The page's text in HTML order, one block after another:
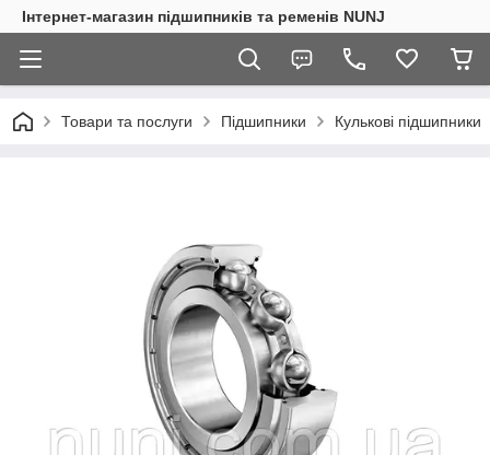
Інтернет-магазин підшипників та ременів NUNJ
Товари та послуги Підшипники Кулькові підшипники